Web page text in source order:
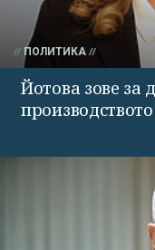
ПОЛИТИКА
Йотова зове